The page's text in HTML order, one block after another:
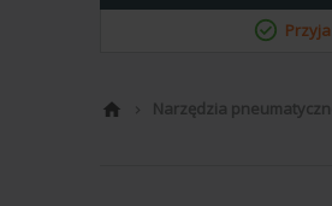
  Narzędzia